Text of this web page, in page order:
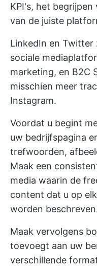
KPI's, het begrijpen
van de juiste
LinkedIn en Twitter
sociale
marketing, en B2C
misschien meer
Instagram.
Voordat u begint
uw bedrijfspagina
trefwoorden,
Maak een
media waarin de
content dat u op
worden
Maak vervolgens
toevoegt aan uw
verschillende